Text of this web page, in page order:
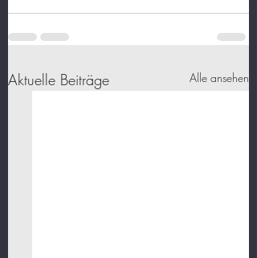
Aktuelle Beiträge Alle ansehen